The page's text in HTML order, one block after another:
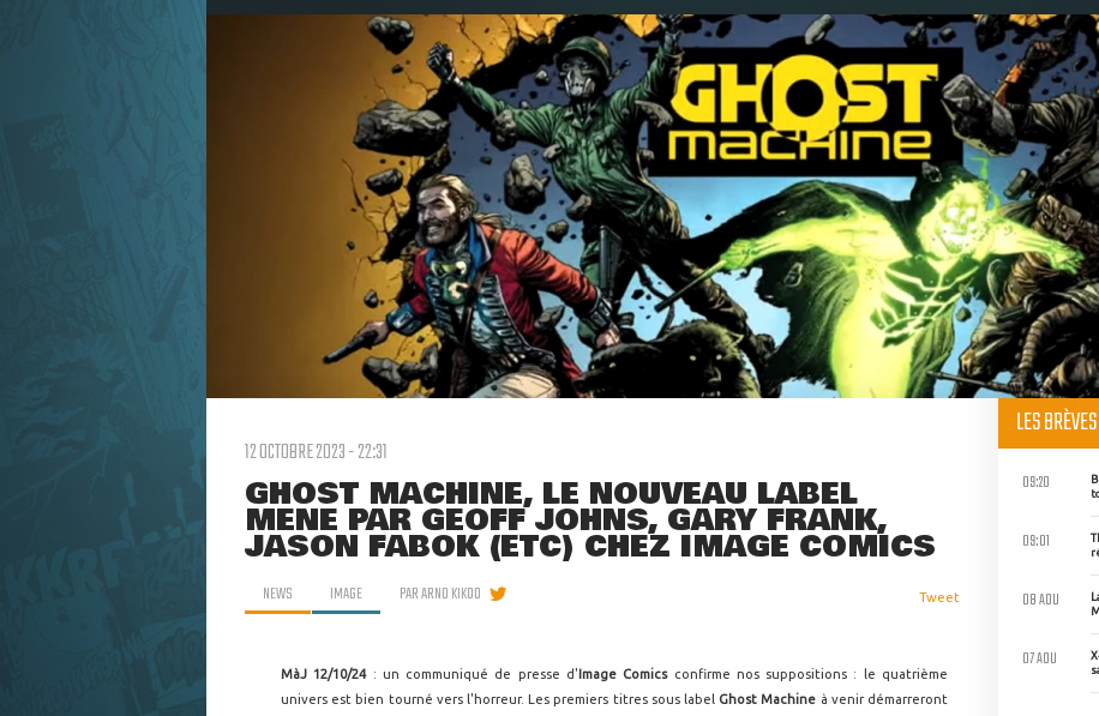
12 OCTOBRE 2023 - 22:31
GHOST MACHINE, LE NOUVEAU LABEL
MENÉ PAR GEOFF JOHNS, GARY FRANK,
JASON FABOK (ETC) CHEZ IMAGE COMICS
NEWS IMAGE PARARNO KIKOO Tweet
MàJ 12/10/24 : un communiqué de presse d'Image Comics confirme nos suppositions : le quatrième
univers est bien tourné vers l'horreur. Les premiers titres sous label Ghost Machine à venir démarreront
LES BRÈVES
09:20
09:01
08 AOU
07 AOU